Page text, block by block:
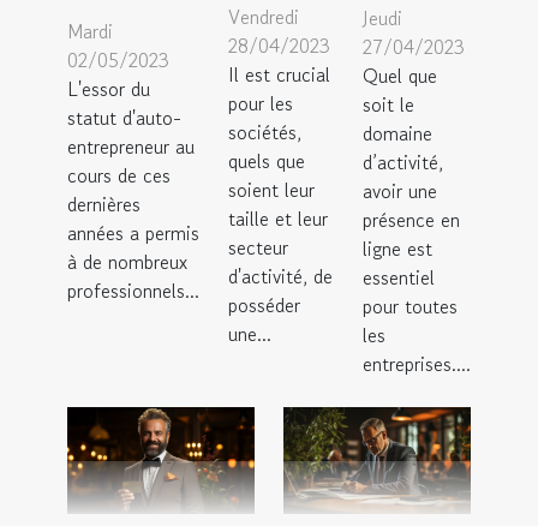
Mardi
02/05/2023
L'essor du
statut d'auto-
entrepreneur au
cours de ces
dernières
années a permis
à de nombreux
professionnels...
Vendredi
28/04/2023
Il est crucial
pour les
sociétés,
quels que
soient leur
taille et leur
secteur
d'activité, de
posséder
une...
Jeudi
27/04/2023
Quel que
soit le
domaine
d’activité,
avoir une
présence en
ligne est
essentiel
pour toutes
les
entreprises....